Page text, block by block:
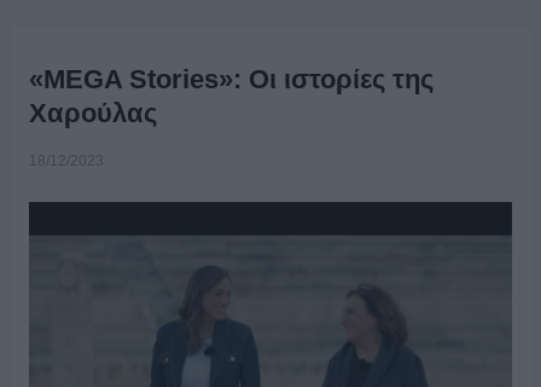
«MEGA Stories»: Οι ιστορίες της
Χαρούλας
18/12/2023